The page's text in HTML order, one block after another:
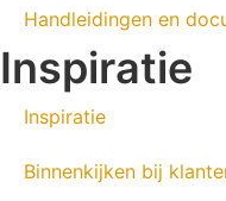
Handleidingen en
Inspiratie
Inspiratie
Binnenkijken bij